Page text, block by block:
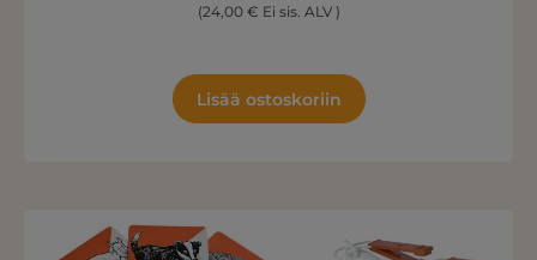
(24,00 € Ei sis. ALV )
Lisää ostoskoriin